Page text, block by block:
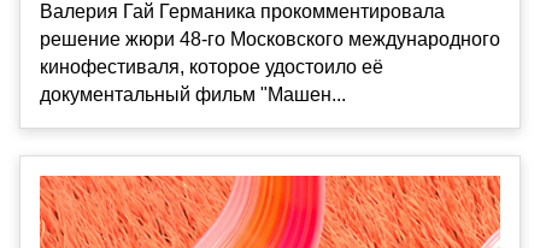
Валерия Гай Германика прокомментировала
решение жюри 48-го Московского международного
кинофестиваля, которое удостоило её
документальный фильм "Машен...